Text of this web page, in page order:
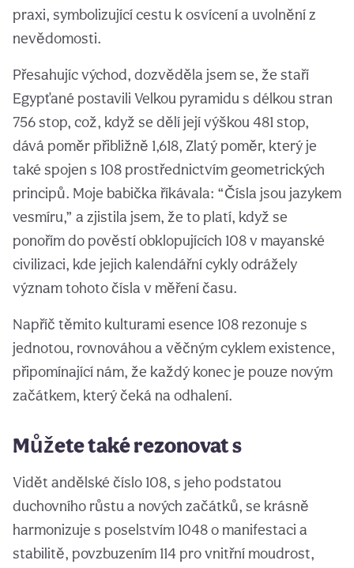
praxi, symbolizující cestu k osvícení a uvolnění z
nevědomosti.
Přesahujíc východ, dozvěděla jsem se, že staří
Egypťané postavili Velkou pyramidu s délkou stran
756 stop, což, když se dělí její výškou 481 stop,
dává poměr přibližně 1,618, Zlatý poměr, který je
také spojen s 108 prostřednictvím geometrických
principů. Moje babička říkávala: “Čísla jsou jazykem
vesmíru,” a zjistila jsem, že to platí, když se
ponořím do pověstí obklopujících 108 v mayanské
civilizaci, kde jejich kalendářní cykly odrážely
význam tohoto čísla v měření času.
Napříč těmito kulturami esence 108 rezonuje s
jednotou, rovnováhou a věčným cyklem existence,
připomínající nám, že každý konec je pouze novým
začátkem, který čeká na odhalení.
Můžete také rezonovat s
Vidět andělské číslo 108, s jeho podstatou
duchovního růstu a nových začátků, se krásně
harmonizuje s poselstvím 1048 o manifestaci a
stabilitě, povzbuzením 114 pro vnitřní moudrost,